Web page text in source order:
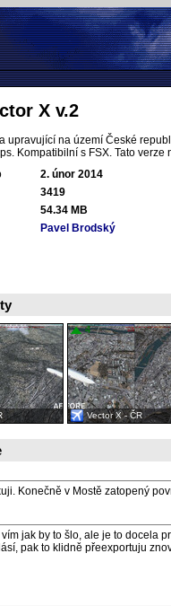
X v.2
upravující na území České
Kompatibilní s FSX. Tato
2. únor 2014
3419
54.34 MB
Pavel Brodský
4
Vector X - ČR
Konečně v Mostě zatopený
jak by to šlo, ale je to docela
pak to klidně přeexportuju